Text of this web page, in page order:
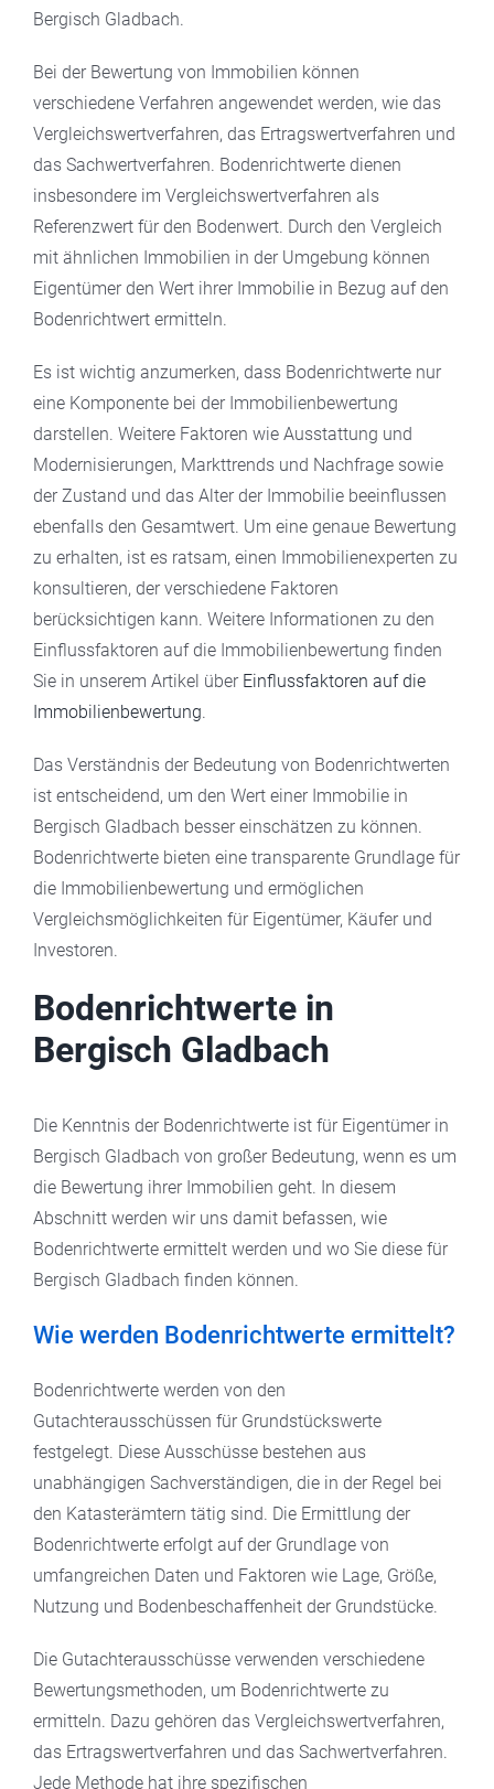
Bergisch Gladbach.
Bei der Bewertung von Immobilien können
verschiedene Verfahren angewendet werden, wie das
Vergleichswertverfahren, das Ertragswertverfahren und
das Sachwertverfahren. Bodenrichtwerte dienen
insbesondere im Vergleichswertverfahren als
Referenzwert für den Bodenwert. Durch den Vergleich
mit ähnlichen Immobilien in der Umgebung können
Eigentümer den Wert ihrer Immobilie in Bezug auf den
Bodenrichtwert ermitteln.
Es ist wichtig anzumerken, dass Bodenrichtwerte nur
eine Komponente bei der Immobilienbewertung
darstellen. Weitere Faktoren wie Ausstattung und
Modernisierungen, Markttrends und Nachfrage sowie
der Zustand und das Alter der Immobilie beeinflussen
ebenfalls den Gesamtwert. Um eine genaue Bewertung
zu erhalten, ist es ratsam, einen Immobilienexperten zu
konsultieren, der verschiedene Faktoren
berücksichtigen kann. Weitere Informationen zu den
Einflussfaktoren auf die Immobilienbewertung finden
Sie in unserem Artikel über Einflussfaktoren auf die
Immobilienbewertung.
Das Verständnis der Bedeutung von Bodenrichtwerten
ist entscheidend, um den Wert einer Immobilie in
Bergisch Gladbach besser einschätzen zu können.
Bodenrichtwerte bieten eine transparente Grundlage für
die Immobilienbewertung und ermöglichen
Vergleichsmöglichkeiten für Eigentümer, Käufer und
Investoren.
Bodenrichtwerte in
Bergisch Gladbach
Die Kenntnis der Bodenrichtwerte ist für Eigentümer in
Bergisch Gladbach von großer Bedeutung, wenn es um
die Bewertung ihrer Immobilien geht. In diesem
Abschnitt werden wir uns damit befassen, wie
Bodenrichtwerte ermittelt werden und wo Sie diese für
Bergisch Gladbach finden können.
Wie werden Bodenrichtwerte ermittelt?
Bodenrichtwerte werden von den
Gutachterausschüssen für Grundstückswerte
festgelegt. Diese Ausschüsse bestehen aus
unabhängigen Sachverständigen, die in der Regel bei
den Katasterämtern tätig sind. Die Ermittlung der
Bodenrichtwerte erfolgt auf der Grundlage von
umfangreichen Daten und Faktoren wie Lage, Größe,
Nutzung und Bodenbeschaffenheit der Grundstücke.
Die Gutachterausschüsse verwenden verschiedene
Bewertungsmethoden, um Bodenrichtwerte zu
ermitteln. Dazu gehören das Vergleichswertverfahren,
das Ertragswertverfahren und das Sachwertverfahren.
Jede Methode hat ihre spezifischen